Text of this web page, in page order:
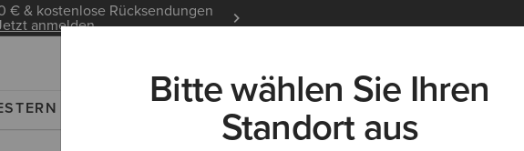
€ & kostenlose Rücksendungen
anmelden
NEU & FEATURED ARIAT LIFE OUTLET
Bitte wählen Sie Ihren
Standort aus